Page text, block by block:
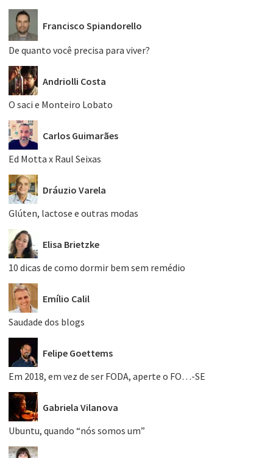
Francisco Spiandorello
De quanto você precisa para viver?
Andriolli Costa
O saci e Monteiro Lobato
Carlos Guimarães
Ed Motta x Raul Seixas
Dráuzio Varela
Glúten, lactose e outras modas
Elisa Brietzke
10 dicas de como dormir bem sem remédio
Emílio Calil
Saudade dos blogs
Felipe Goettems
Em 2018, em vez de ser FODA, aperte o FO…-SE
Gabriela Vilanova
Ubuntu, quando “nós somos um”